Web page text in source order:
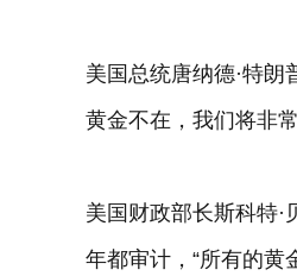
美国总统唐纳德·特
黄金不在，我们将非
美国财政部长斯科特
年都审计，“所有的黄